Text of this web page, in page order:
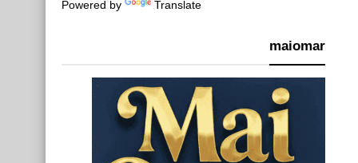
Powered by Translate
maiomar